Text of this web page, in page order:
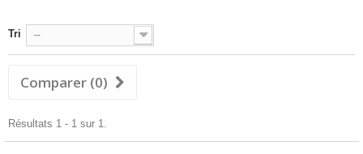
Tri --
Comparer (0)
Résultats 1 - 1 sur 1.